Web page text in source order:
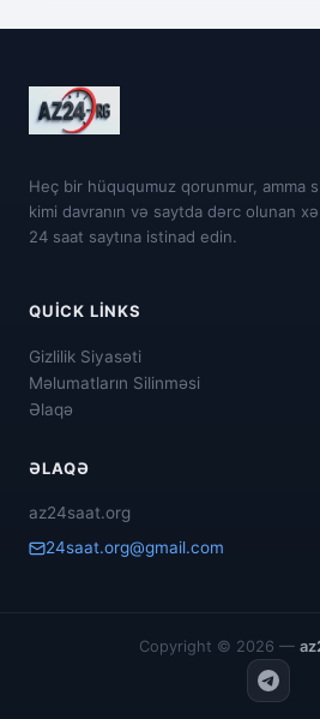
Heç bir hüququmuz qorunmur, amma
kimi davranın və saytda dərc olunan
24 saat saytına istinad edin.
QUICK LINKS
Gizlilik Siyasəti
Məlumatların Silinməsi
Əlaqə
ƏLAQƏ
az24saat.org
24saat.org@gmail.com
Copyright © 2026 —